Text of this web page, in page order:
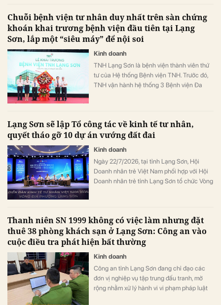
các dự án chậm tiến độ.
Chuỗi bệnh viện tư nhân duy nhất trên sàn chứng
khoán khai trương bệnh viện đầu tiên tại Lạng
Sơn, lắp một “siêu máy” để nội soi
Kinh doanh
TNH Lạng Sơn là bệnh viện thành viên thứ
tư của Hệ thống Bệnh viện TNH. Trước đó,
TNH vận hành hệ thống 3 Bệnh viện Đa
Lạng Sơn sẽ lập Tổ công tác về kinh tế tư nhân,
quyết tháo gỡ 10 dự án vướng đất đai
Kinh doanh
Ngày 22/7/2026, tại tỉnh Lạng Sơn, Hội
Doanh nhân trẻ Việt Nam phối hợp với Hội
Doanh nhân trẻ tỉnh Lạng Sơn tổ chức Vòng
tư nhân Việt Nam: Đột phá thể chế - Hợp
lực công tư”.
Thanh niên SN 1999 không có việc làm nhưng đặt
thuê 38 phòng khách sạn ở Lạng Sơn: Công an vào
cuộc điều tra phát hiện bất thường
Kinh doanh
Công an tỉnh Lạng Sơn đang chỉ đạo các
đơn vị nghiệp vụ tập trung đấu tranh, mở
rộng nhằm xử lý hành vi vi phạm pháp luật